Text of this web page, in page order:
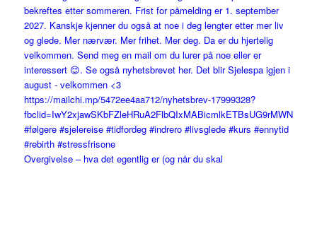
Overgivelse – hva det egentlig er (og når du skal